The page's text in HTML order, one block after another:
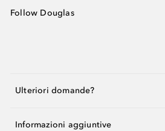
Follow Douglas
Ulteriori domande?
Informazioni aggiuntive